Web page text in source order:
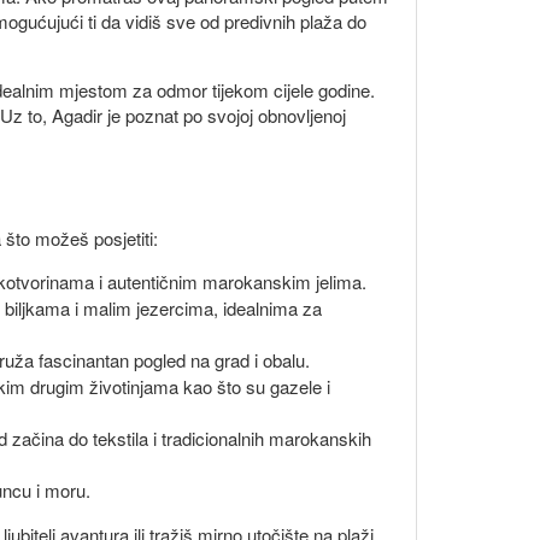
ti da vidiš sve od predivnih plaža do
mjestom za odmor tijekom cijele godine.
to, Agadir je poznat po svojoj obnovljenoj
možeš posjetiti:
i autentičnim marokanskim jelima.
i malim jezercima, idealnima za
fascinantan pogled na grad i obalu.
drugim životinjama kao što su gazele i
začina do tekstila i tradicionalnih marokanskih
i moru.
avantura ili tražiš mirno utočište na plaži,